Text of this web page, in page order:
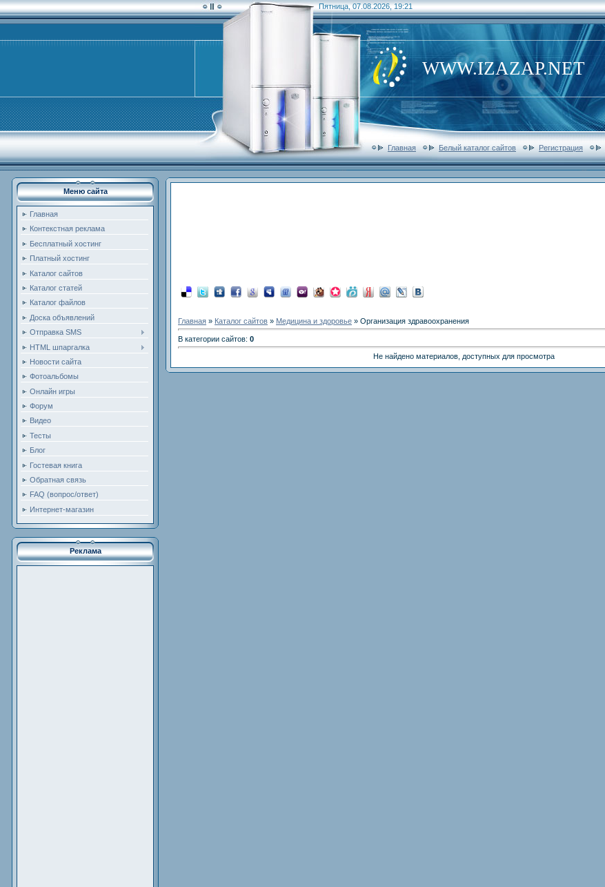
Пятница, 07.08.2026, 19:21
WWW.IZAZAP.NET
Главная Белый каталог сайтов Регистрация
Меню сайта
Главная
Контекстная реклама
Бесплатный хостинг
Платный хостинг
Каталог сайтов
Каталог статей
Каталог файлов
Доска объявлений
Отправка SMS
HTML шпаргалка
Новости сайта
Фотоальбомы
Онлайн игры
Форум
Видео
Тесты
Блог
Гостевая книга
Обратная связь
FAQ (вопрос/ответ)
Интернет-магазин
Реклама
Главная » Каталог сайтов » Медицина и здоровье » Организация здравоохранения
В категории сайтов: 0
Не найдено материалов, доступных для просмотра